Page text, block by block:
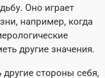
Оно играет
например, когда
другие значения.
стороны себя,